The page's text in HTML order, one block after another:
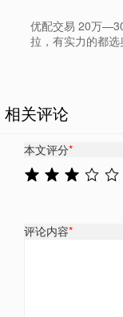
优配交易 20万
拉，有实力的都
相关评论
本文评分*
评论内容*